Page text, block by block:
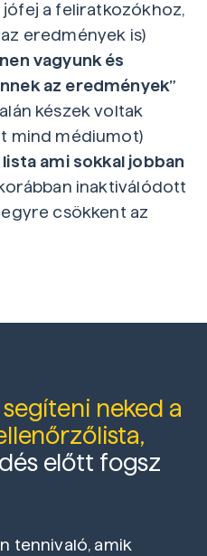
a feliratkozókhoz,
eredmények is)
vagyunk és
az eredmények”
készek voltak
mind médiumot)
ami sokkal jobban
inaktiválódott
csökkent az
neked a
előtt fogsz
tennivaló, amik